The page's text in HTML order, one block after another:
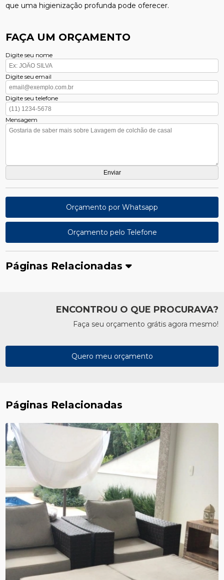
que uma higienização profunda pode oferecer.
FAÇA UM ORÇAMENTO
Digite seu nome
Digite seu email
Digite seu telefone
Mensagem
Orçamento por Whatsapp
Orçamento pelo Telefone
Páginas Relacionadas
ENCONTROU O QUE PROCURAVA?
Faça seu orçamento grátis agora mesmo!
Quero meu orçamento
Páginas Relacionadas